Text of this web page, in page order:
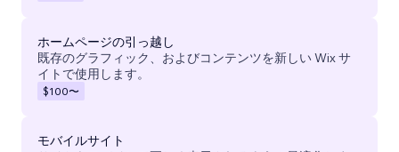
ホームページの引っ越し
既存のグラフィック、およびコンテンツを新しい Wix サ
イトで使用します。
$100〜
モバイルサイト